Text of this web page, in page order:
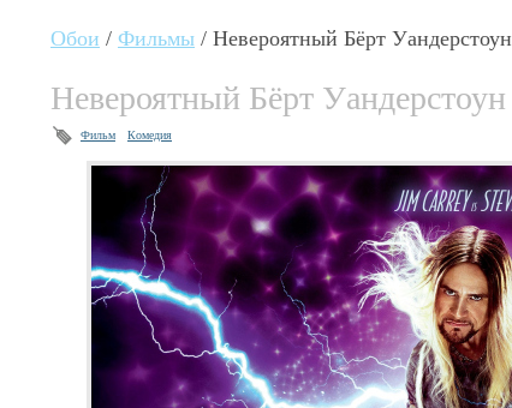
Обои / Фильмы / Невероятный Бёрт Уандерстоун
Невероятный Бёрт Уандерстоун
Фильм Комедия